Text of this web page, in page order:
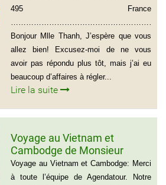
495 France
Bonjour Mlle Thanh, J’espère que vous
allez bien! Excusez-moi de ne vous
avoir pas répondu plus tôt, mais j’ai eu
beaucoup d’affaires à régler...
Lire la suite
Voyage au Vietnam et
Cambodge de Monsieur
Sylvain Forest
Voyage au Vietnam et Cambodge: Merci
à toute l’équipe de Agendatour. Notre